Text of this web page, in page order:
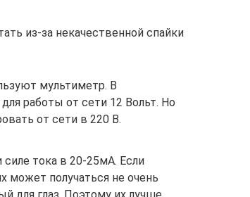
из-за некачественной спайки
мультиметр. В
работы от сети 12 Вольт. Но
от сети в 220 В.
тока в 20-25мА. Если
может получаться не очень